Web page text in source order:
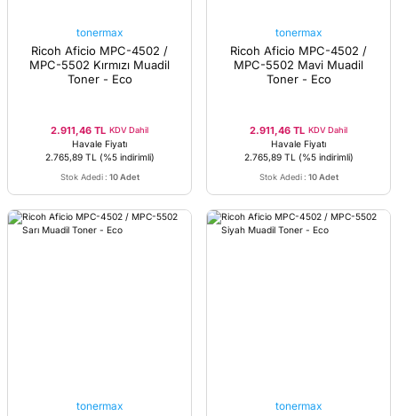
tonermax
Ricoh Aficio MPC-4502 /
MPC-5502 Kırmızı Muadil
Toner - Eco
2.911,46 TL KDV Dahil
Havale Fiyatı
2.765,89 TL
(%5 indirimli)
Stok Adedi : 10 Adet
tonermax
Ricoh Aficio MPC-4502 /
MPC-5502 Mavi Muadil
Toner - Eco
2.911,46 TL KDV Dahil
Havale Fiyatı
2.765,89 TL
(%5 indirimli)
Stok Adedi : 10 Adet
tonermax tonermax